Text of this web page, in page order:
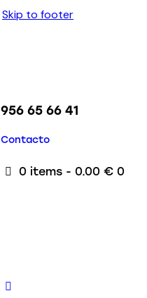
Skip to footer
956 65 66 41
Contacto
0 items -0.00 € 0